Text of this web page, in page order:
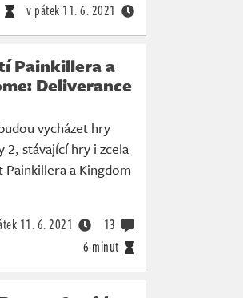
v pátek 11. 6. 2021
Painkillera a
Deliverance
vycházet hry
2, stávající hry i zcela
Painkillera a Kingdom
6 minut
11. 6. 2021 13